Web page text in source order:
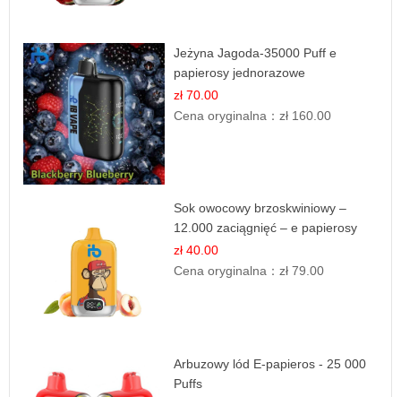
Jeżyna Jagoda-35000 Puff e
papierosy jednorazowe
zł 70.00
Cena oryginalna：zł 160.00
Sok owocowy brzoskwiniowy –
12.000 zaciągnięć – e papierosy
jednorazowe
zł 40.00
Cena oryginalna：zł 79.00
Arbuzowy lód E-papieros - 25 000
Puffs